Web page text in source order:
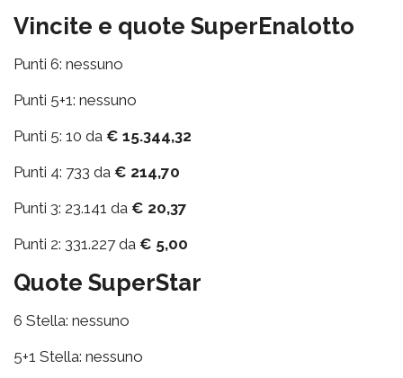
Vincite e quote SuperEnalotto
Punti 6: nessuno
Punti 5+1: nessuno
Punti 5: 10 da € 15.344,32
Punti 4: 733 da € 214,70
Punti 3: 23.141 da € 20,37
Punti 2: 331.227 da € 5,00
Quote SuperStar
6 Stella: nessuno
5+1 Stella: nessuno